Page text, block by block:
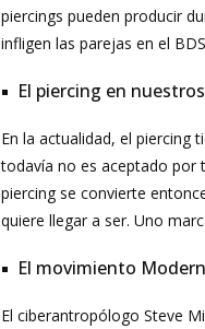
piercings pueden producir
infligen las parejas en el
El piercing en
En la actualidad, el piercing
todavía no es aceptado por
piercing se convierte
quiere llegar a ser. Uno
El movimiento
El ciberantropólogo Steve